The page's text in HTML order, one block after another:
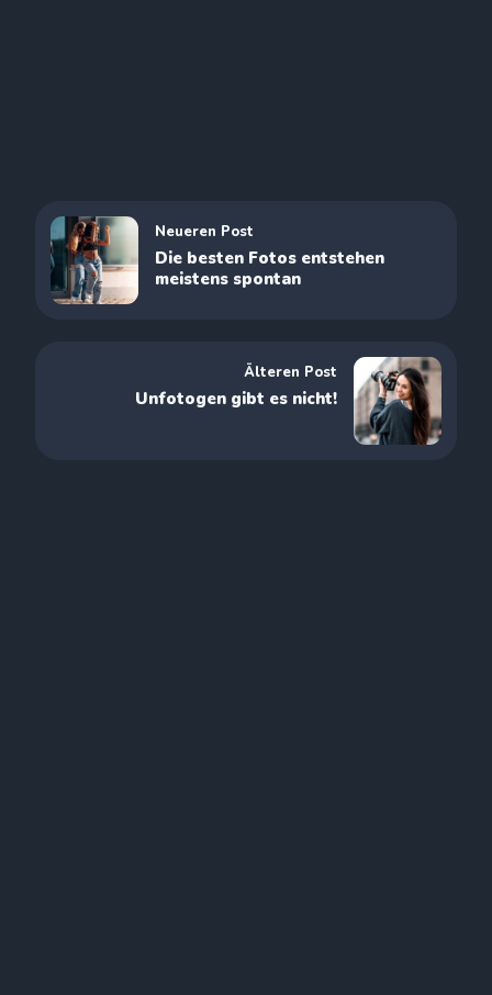
Neueren Post
Die besten Fotos entstehen
meistens spontan
Älteren Post
Unfotogen gibt es nicht!